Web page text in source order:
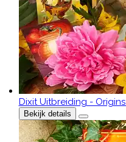
Dixit Uitbreiding - Origins
Bekijk details